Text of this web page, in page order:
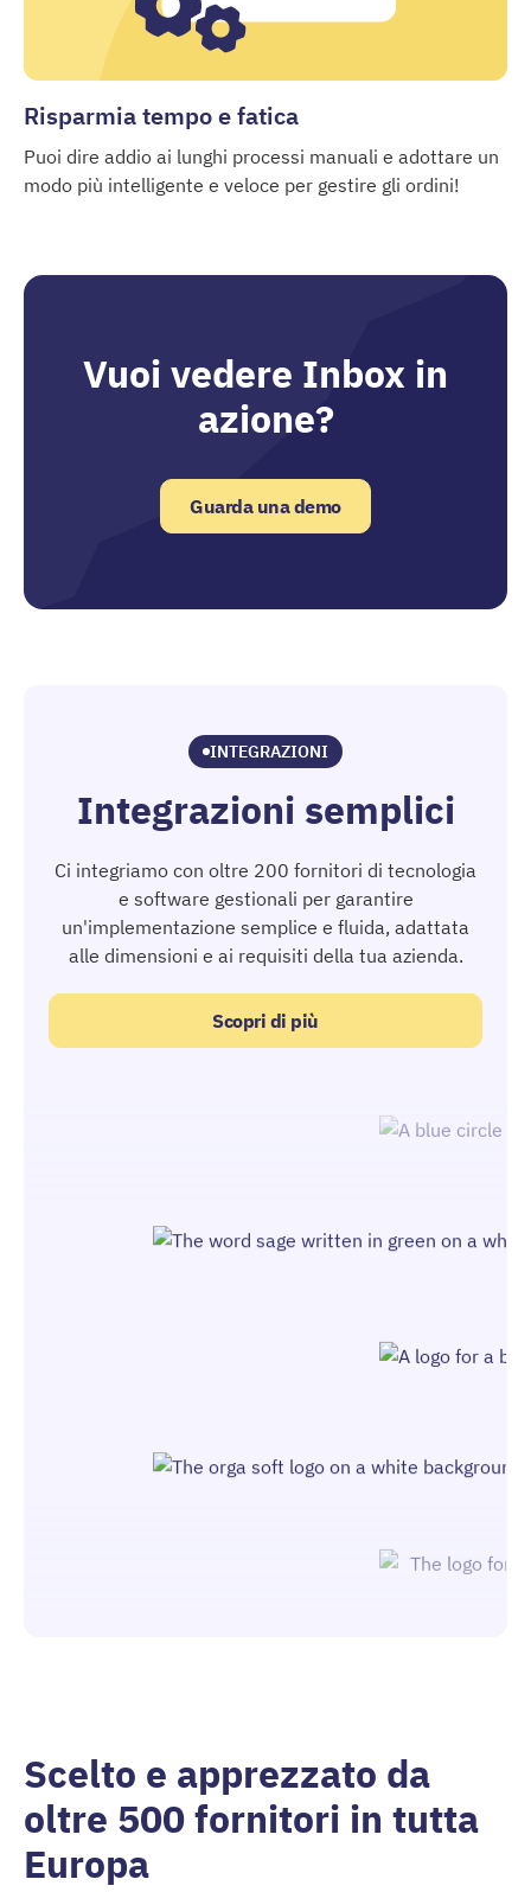
Risparmia tempo e fatica
Puoi dire addio ai lunghi processi manuali e adottare un
modo più intelligente e veloce per gestire gli ordini!
Vuoi vedere Inbox in
azione?
Guarda una demo
INTEGRAZIONI
Integrazioni semplici
Ci integriamo con oltre 200 fornitori di tecnologia
e software gestionali per garantire
un'implementazione semplice e fluida, adattata
alle dimensioni e ai requisiti della tua azienda.
Scopri di più
Scelto e apprezzato da
oltre 500 fornitori in tutta
Europa